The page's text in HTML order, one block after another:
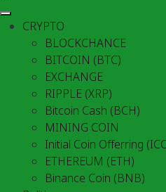
CRYPTO
BLOCKCHANCE
BITCOIN (BTC)
EXCHANGE
RIPPLE (XRP)
Bitcoin Cash (BCH)
MINING COIN
Initial Coin Offerring
ETHEREUM (ETH)
Binance Coin (BNB)